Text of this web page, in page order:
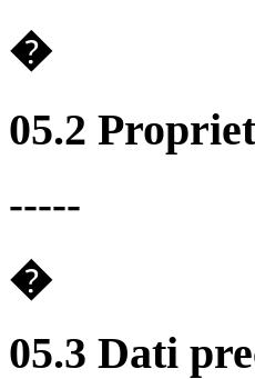
�
05.2
-----
�
05.3 Dati